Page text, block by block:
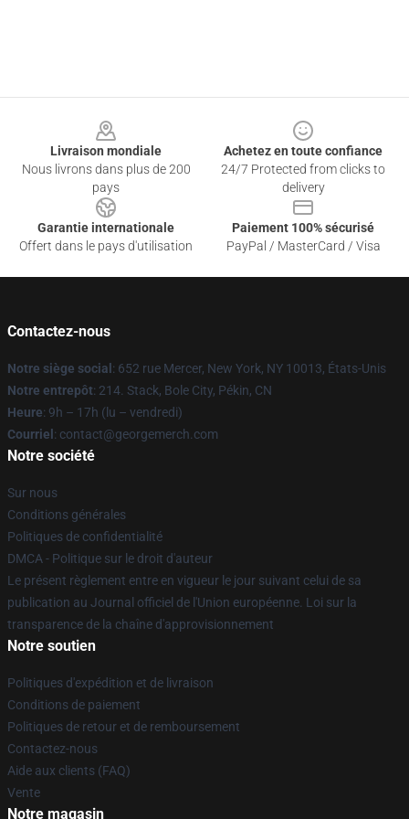
Livraison mondiale
Nous livrons dans plus de 200
pays
Achetez en toute confiance
24/7 Protected from clicks to
delivery
Garantie internationale
Offert dans le pays d'utilisation
Paiement 100% sécurisé
PayPal / MasterCard / Visa
Contactez-nous
Notre siège social : 652 rue Mercer, New York, NY 10013, États-Unis
Notre entrepôt: 214. Stack, Bole City, Pékin, CN
Heure: 9h – 17h (lu – vendredi)
Courriel : contact@georgemerch.com
Notre société
Sur nous
Conditions générales
Politiques de confidentialité
DMCA - Politique sur le droit d'auteur
Le présent règlement entre en vigueur le jour suivant celui de sa
publication au Journal officiel de l'Union européenne. Loi sur la
transparence de la chaîne d'approvisionnement
Notre soutien
Politiques d'expédition et de livraison
Conditions de paiement
Politiques de retour et de remboursement
Contactez-nous
Aide aux clients (FAQ)
Vente
Notre magasin